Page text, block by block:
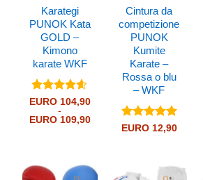
Karategi
PUNOK Kata
GOLD –
Kimono
karate WKF
Valutato
su 5
EURO104,90
-
EURO109,90Fascia
a
EURO 109,90
Cintura da
competizione
PUNOK
Kumite
Karate –
Rossa o blu
– WKF
Valutato 5
EURO12,90